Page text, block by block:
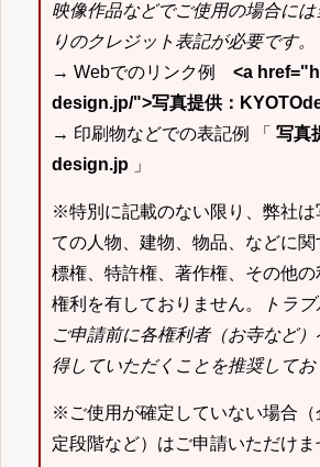
映像作品などでご使用の場合に
りのクレジット表記が必要です。
→ Webでのリンク例 <a
design.jp/">写真提供：
→ 印刷物などでの表記例 「 写真
design.jp 」
※特別に記載のない限り、弊社は
ての人物、建物、物品、などに
標権、特許権、著作権、その他
権利を有しておりません。
トラ
ご申請前に各権利者（お寺など
得していただくことを推奨してお
※ご使用が確定していない場合（
定段階など）はご申請いただけま